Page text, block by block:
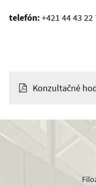
telefón:+421 44 43 22
Konzultačné